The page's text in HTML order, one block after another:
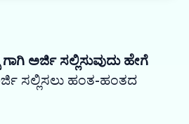
ಅರ್ಜಿ ಸಲ್ಲಿಸುವುದು ಹೇಗೆ
ಸಲ್ಲಿಸಲು ಹಂತ-ಹಂತದ